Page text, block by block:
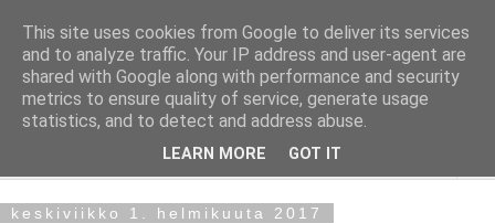
Taloja ja Toiveita
[ Sisustaa ] [ Remontoi ] [ Tuunaa ] [ Haaveilee ] [ Reissaa ]
keskiviikko 1. helmikuuta 2017
This site uses cookies from Google to deliver its services
and to analyze traffic. Your IP address and user-agent are
shared with Google along with performance and security
metrics to ensure quality of service, generate usage
statistics, and to detect and address abuse.
LEARN MORE GOT IT